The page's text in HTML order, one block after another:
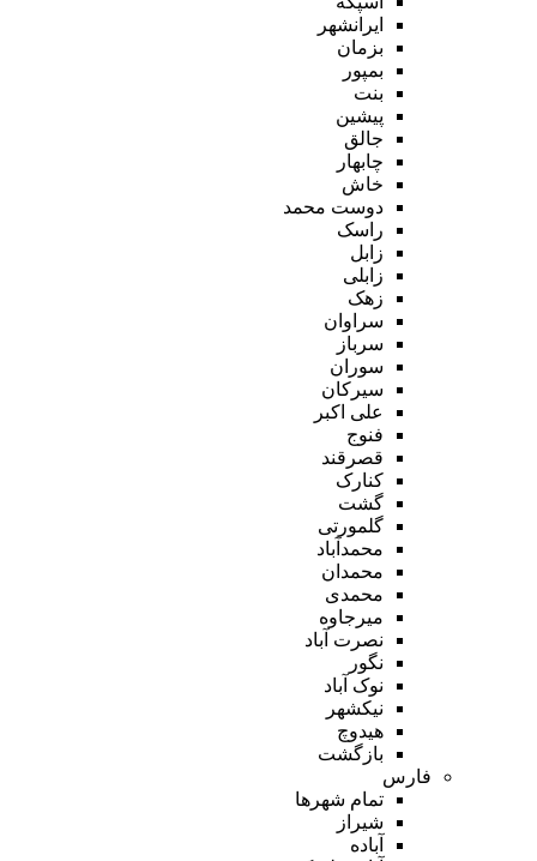
ایرانشهر
بزمان
بمپور
بنت
پیشین
جالق
چابهار
خاش
دوست محمد
راسک
زابل
زابلی
زهک
سراوان
سرباز
سوران
سیرکان
علی اکبر
فنوج
قصرقند
کنارک
گشت
گلمورتی
محمدآباد
محمدان
محمدی
میرجاوه
نصرت آباد
نگور
نوک آباد
نیکشهر
هیدوچ
بازگشت
فارس
تمام شهر‌ها
شیراز
آباده